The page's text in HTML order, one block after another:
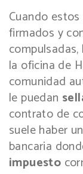
Cuando
firmados y
la oficina de
comunidad
le puedan
contrato de
suele haber
bancaria
impuesto